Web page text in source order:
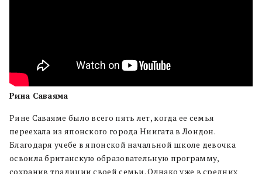
Рина Саваяма
Рине Саваяме было всего пять лет, когда ее семья
переехала из японского города Ниигата в Лондон.
Благодаря учебе в японской начальной школе девочка
освоила британскую образовательную программу,
сохранив традиции своей семьи. Однако уже в средних